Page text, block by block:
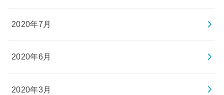
2020年7月
2020年6月
2020年3月